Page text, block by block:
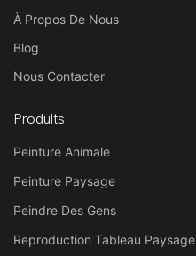
À Propos De Nous
Blog
Nous Contacter
Produits
Peinture Animale
Peinture Paysage
Peindre Des Gens
Reproduction Tableau Paysage